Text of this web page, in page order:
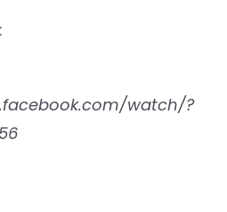
watch/?